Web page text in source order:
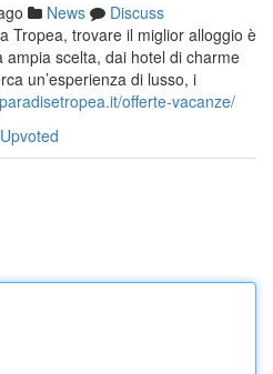
News
Discuss
Tropea, trovare il miglior alloggio è
scelta, dai hotel di charme
un’esperienza di lusso, i
offerte-vacanze/